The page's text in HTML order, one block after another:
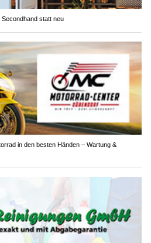
statt neu
in den besten Händen – Wartung &